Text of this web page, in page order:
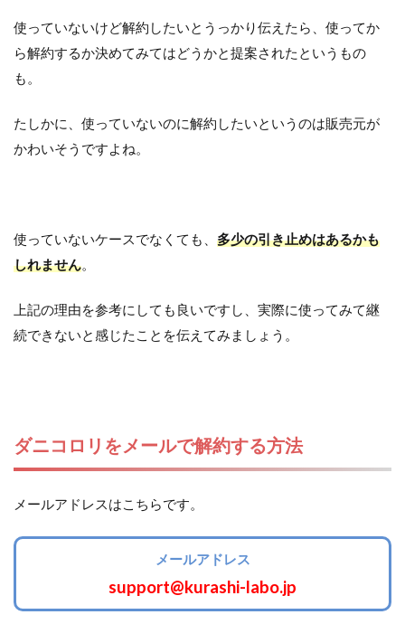
使っていないけど解約したいとうっかり伝えたら、使ってか
ら解約するか決めてみてはどうかと提案されたというもの
も。
たしかに、使っていないのに解約したいというのは販売元が
かわいそうですよね。
使っていないケースでなくても、 多少の引き止めはあるかも
しれません。
上記の理由を参考にしても良いですし、実際に使ってみて継
続できないと感じたことを伝えてみましょう。
ダニコロリをメールで解約する方法
メールアドレスはこちらです。
メールアドレス
support@kurashi-labo.jp